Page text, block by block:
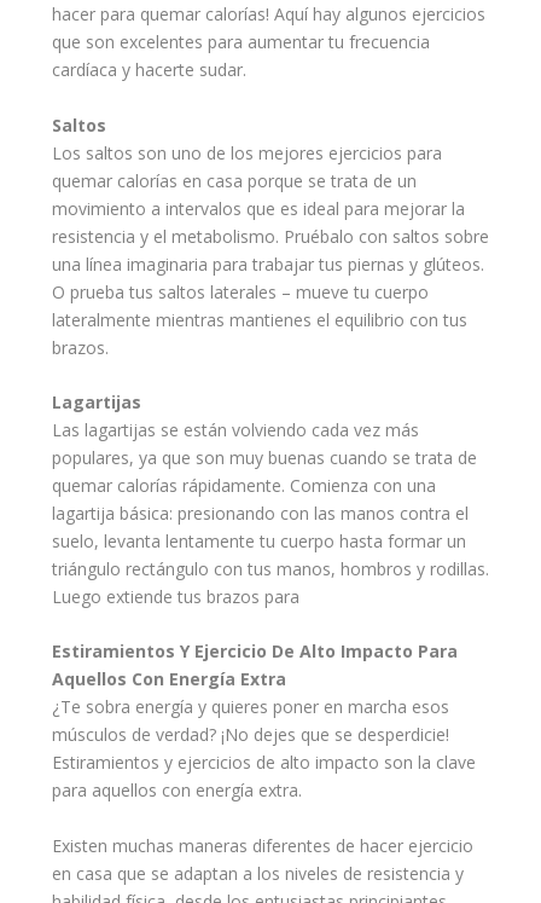
hacer para quemar calorías! Aquí hay algunos ejercicios
que son excelentes para aumentar tu frecuencia
cardíaca y hacerte sudar.
Saltos
Los saltos son uno de los mejores ejercicios para
quemar calorías en casa porque se trata de un
movimiento a intervalos que es ideal para mejorar la
resistencia y el metabolismo. Pruébalo con saltos sobre
una línea imaginaria para trabajar tus piernas y glúteos.
O prueba tus saltos laterales – mueve tu cuerpo
lateralmente mientras mantienes el equilibrio con tus
brazos.
Lagartijas
Las lagartijas se están volviendo cada vez más
populares, ya que son muy buenas cuando se trata de
quemar calorías rápidamente. Comienza con una
lagartija básica: presionando con las manos contra el
suelo, levanta lentamente tu cuerpo hasta formar un
triángulo rectángulo con tus manos, hombros y rodillas.
Luego extiende tus brazos para
Estiramientos Y Ejercicio De Alto Impacto Para
Aquellos Con Energía Extra
¿Te sobra energía y quieres poner en marcha esos
músculos de verdad? ¡No dejes que se desperdicie!
Estiramientos y ejercicios de alto impacto son la clave
para aquellos con energía extra.
Existen muchas maneras diferentes de hacer ejercicio
en casa que se adaptan a los niveles de resistencia y